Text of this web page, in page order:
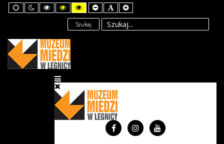
Default
mode
Night
mode
High
Contrast
mode
High
Contrast
Black
Yellow
mode
High
Contrast
Yellow
Black
mode
Set
Smaller
Font
Set
Default
Font
Set
Larger
Font
Szukaj